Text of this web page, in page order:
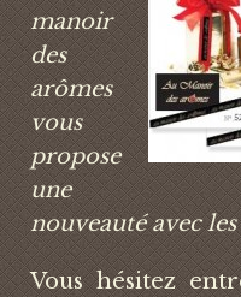
manoir
des
arômes
vous
propose
une
nouveauté avec
Vous hésitez